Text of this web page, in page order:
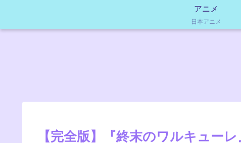
アニメ
日本アニメ
【完全版】『終末のワルキュー